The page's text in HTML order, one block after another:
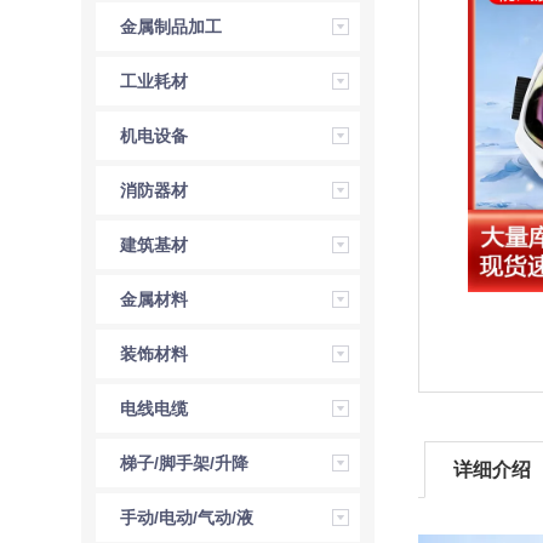
金属制品加工
工业耗材
机电设备
消防器材
建筑基材
金属材料
装饰材料
电线电缆
梯子/脚手架/升降
机
手动/电动/气动/液
详细介绍